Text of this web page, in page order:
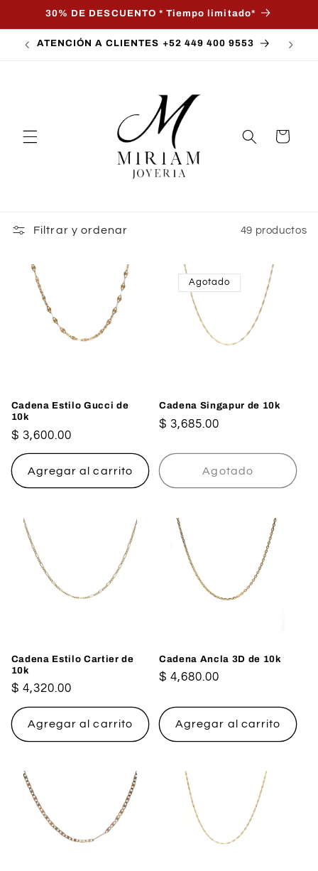
directamente
al contenido
30% DE DESCUENTO * Tiempo limitado*
ATENCIÓN A CLIENTES +52 449 400 9553
Carrito
Filtrar y ordenar 49 productos
Cadena Estilo Gucci de
10k
Precio
habitual
$ 3,600.00
Agregar al carrito
Agotado
Cadena Singapur de 10k
Precio
$ 3,685.00
Agotado
Cadena Estilo Cartier de
10k
Precio
habitual
$ 4,320.00
Agregar al carrito
Cadena Ancla 3D de 10k
Precio
$ 4,680.00
Agregar al carrito